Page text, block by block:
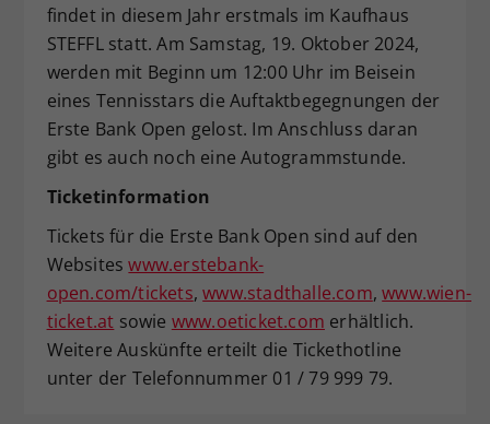
findet in diesem Jahr erstmals im Kaufhaus
STEFFL statt. Am Samstag, 19. Oktober 2024,
werden mit Beginn um 12:00 Uhr im Beisein
eines Tennisstars die Auftaktbegegnungen der
Erste Bank Open gelost. Im Anschluss daran
gibt es auch noch eine Autogrammstunde.
Ticketinformation
Tickets für die Erste Bank Open sind auf den
Websiteswww.erstebank-
open.com/tickets,www.stadthalle.com,www.wien-
ticket.at sowie www.oeticket.com erhältlich.
Weitere Auskünfte erteilt die Tickethotline
unter der Telefonnummer 01 / 79 999 79.